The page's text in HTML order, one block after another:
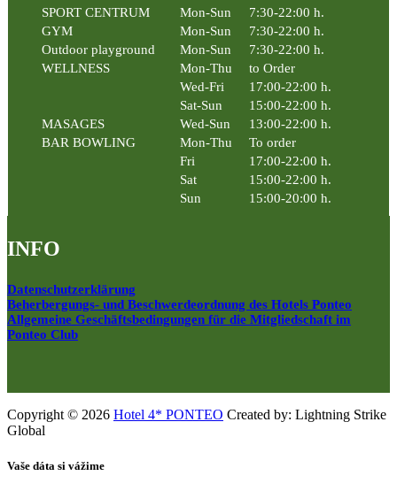
SPORT CENTRUM
Mon-Sun
7:30-22:00 h.
GYM
Mon-Sun
7:30-22:00 h.
Outdoor playground
Mon-Sun
7:30-22:00 h.
WELLNESS
Mon-Thu
to Order
Wed-Fri
17:00-22:00 h.
Sat-Sun
15:00-22:00 h.
MASAGES
Wed-Sun
13:00-22:00 h.
BAR BOWLING
Mon-Thu
To order
Fri
17:00-22:00 h.
Sat
15:00-22:00 h.
Sun
15:00-20:00 h.
INFO
Datenschutzerklärung
Beherbergungs- und Beschwerdeordnung des Hotels Ponteo
Allgemeine Geschäftsbedingungen für die Mitgliedschaft im
Ponteo Club
Copyright © 2026 Hotel 4* PONTEO Created by: Lightning Strike
Global
Vaše dáta si vážime